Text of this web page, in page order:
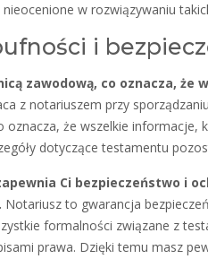
w rozwiązywaniu
i
zawodową, co oznacza,
z notariuszem przy
że wszelkie informacje,
dotyczące testamentu
Ci bezpieczeństwo i
Notariusz to gwarancja
formalności związane z
prawa. Dzięki temu masz